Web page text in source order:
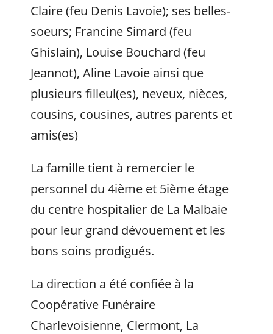
Claire (feu Denis Lavoie); ses belles-
soeurs; Francine Simard (feu
Ghislain), Louise Bouchard (feu
Jeannot), Aline Lavoie ainsi que
plusieurs filleul(es), neveux, nièces,
cousins, cousines, autres parents et
amis(es)
La famille tient à remercier le
personnel du 4ième et 5ième étage
du centre hospitalier de La Malbaie
pour leur grand dévouement et les
bons soins prodigués.
La direction a été confiée à la
Coopérative Funéraire
Charlevoisienne, Clermont, La